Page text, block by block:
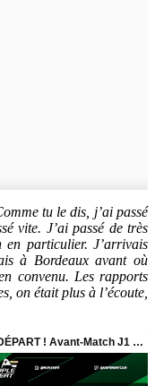
tu le dis, j’ai passé
vite. J’ai passé de très
en particulier. J’arrivais
à Bordeaux avant où
convenu. Les rapports
on était plus à l’écoute,